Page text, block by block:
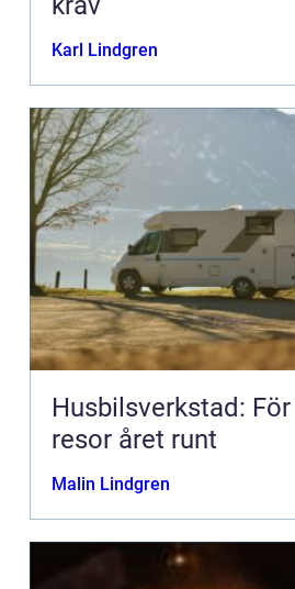
Karl Lindgren
Husbilsverkstad:
resor året runt
Malin Lindgren